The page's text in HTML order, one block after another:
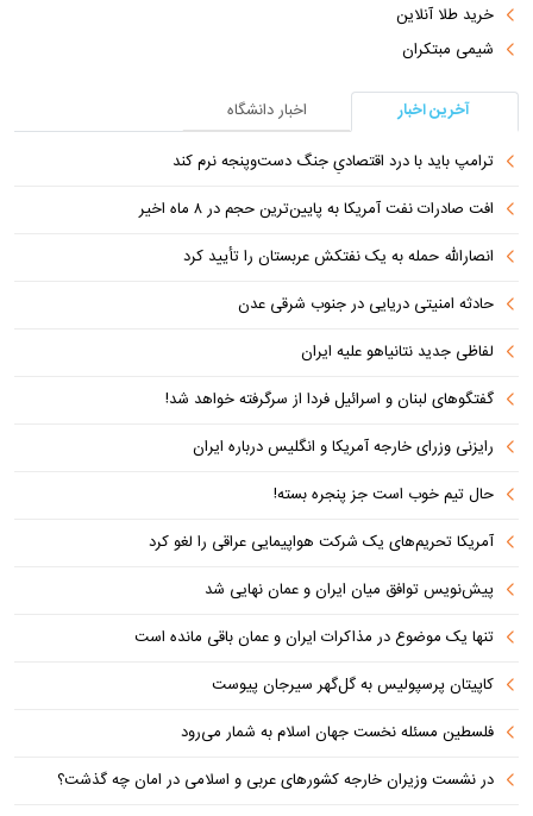
خرید طلا آنلاین
شیمی مبتکران
آخرین اخبار
اخبار دانشگاه
ترامپ باید با درد اقتصادیِ جنگ دست‌و‌پنجه نرم کند
افت صادرات نفت آمریکا به پایین‌ترین حجم در ۸ ماه اخیر
انصارالله حمله به یک نفتکش عربستان را تأیید کرد
حادثه امنیتی دریایی در جنوب شرقی عدن
لفاظی جدید نتانیاهو علیه ایران
گفتگوهای لبنان و اسرائیل فردا از سرگرفته خواهد شد!
رایزنی وزرای خارجه آمریکا و انگلیس درباره ایران
حال تیم خوب است جز پنجره بسته!
آمریکا تحریم‌های یک شرکت هواپیمایی عراقی را لغو کرد
پیش‌نویس توافق میان ایران و عمان نهایی شد
تنها یک موضوع در مذاکرات ایران و عمان باقی مانده است
کاپیتان پرسپولیس به گل‌گهر سیرجان پیوست
فلسطین مسئله نخست جهان اسلام به شمار می‌رود
در نشست وزیران خارجه کشورهای عربی و اسلامی در امان چه گذشت؟